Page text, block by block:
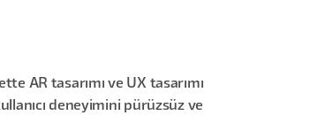
AR tasarımı ve UX tasarımı
deneyimini pürüzsüz ve